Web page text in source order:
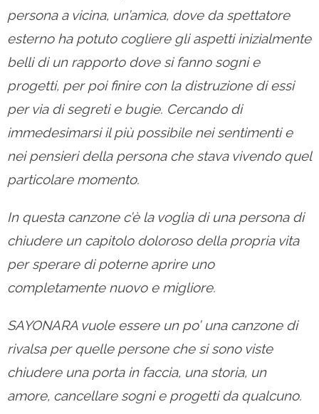
persona a vicina, un’amica, dove da spettatore
esterno ha potuto cogliere gli aspetti inizialmente
belli di un rapporto dove si fanno sogni e
progetti, per poi finire con la distruzione di essi
per via di segreti e bugie. Cercando di
immedesimarsi il più possibile nei sentimenti e
nei pensieri della persona che stava vivendo quel
particolare momento.
In questa canzone c’è la voglia di una persona di
chiudere un capitolo doloroso della propria vita
per sperare di poterne aprire uno
completamente nuovo e migliore.
SAYONARA vuole essere un po’ una canzone di
rivalsa per quelle persone che si sono viste
chiudere una porta in faccia, una storia, un
amore, cancellare sogni e progetti da qualcuno.